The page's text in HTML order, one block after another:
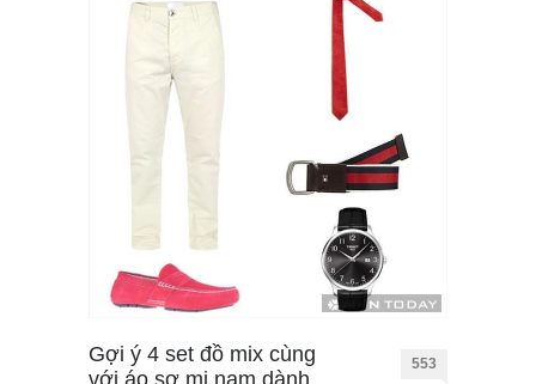
Gợi ý 4 set đồ mix cùng
với áo sơ mi nam dành
553